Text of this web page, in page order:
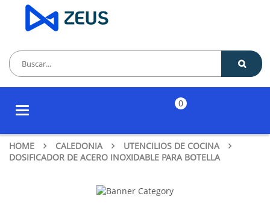
Toggle
0
HOME CALEDONIA
UTENCILIOS DE COCINA
DOSIFICADOR DE ACERO INOXIDABLE PARA BOTELLA